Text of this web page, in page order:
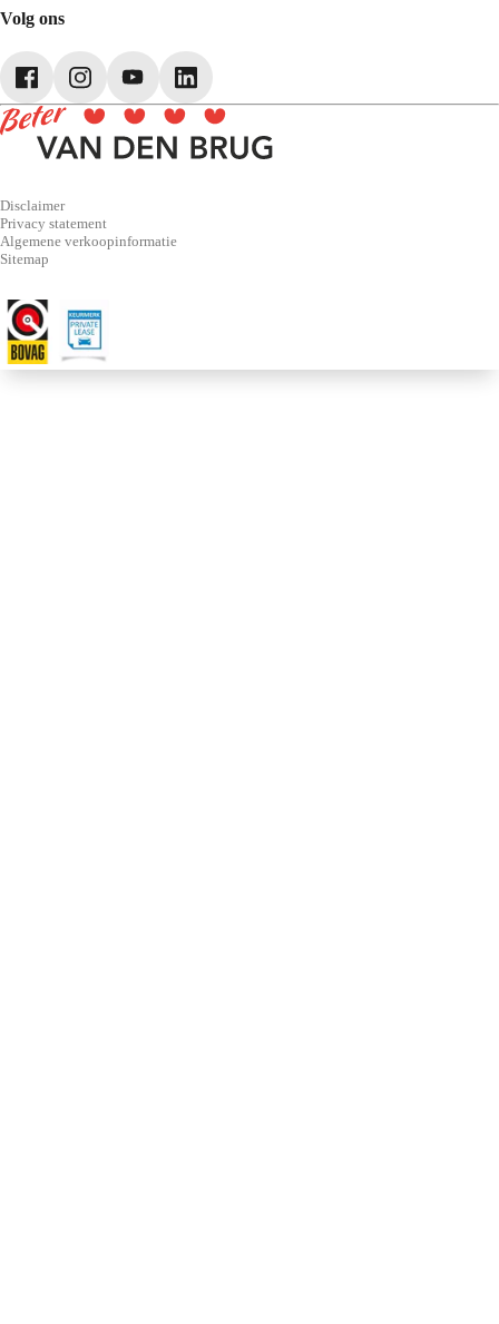
SEAT
Volkswagen Bedrijfswagens
Volg ons
Disclaimer
Privacy statement
Algemene verkoopinformatie
Sitemap